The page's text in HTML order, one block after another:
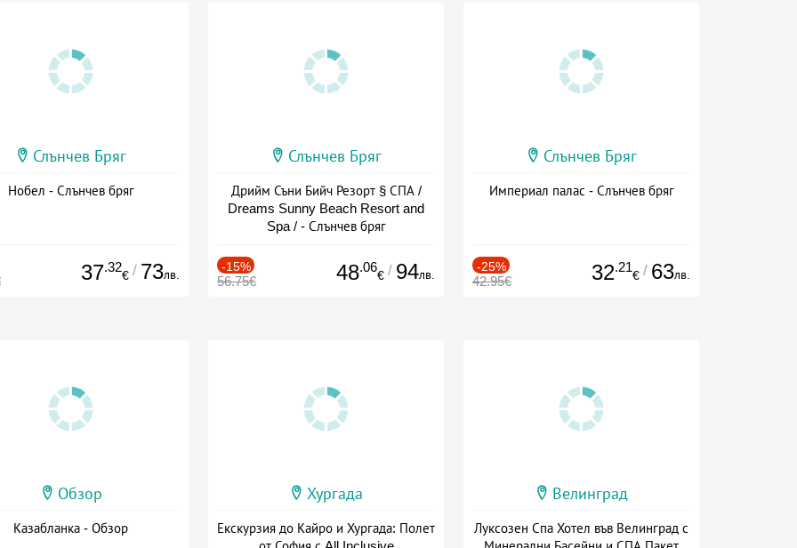
Слънчев Бряг
Нобел - Слънчев бряг
37.32
€ / 73лв.
Слънчев Бряг
Дрийм Съни Бийч Резорт § СПА /
Dreams Sunny Beach Resort and
Spa / - Слънчев бряг
-15%
56.75€ 48.06
€ / 94лв.
Слънчев Бряг
Империал палас - Слънчев бряг
-25%
42.95€ 32.21
€ / 63лв.
Обзор
Казабланка - Обзор
Хургада
Екскурзия до Кайро и Хургада: Полет
Велинград
Луксозен Спа Хотел във Велинград с